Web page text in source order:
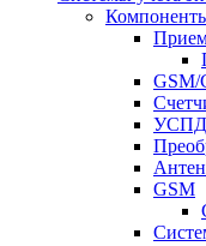
GSM/
УСПД
GSM